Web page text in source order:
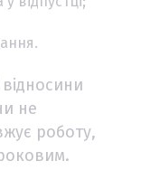
не
роботу,